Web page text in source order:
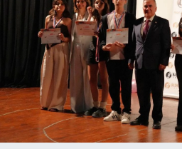
Kültür Sanat
Magazin
Moda
Nöbetçi Eczaneler